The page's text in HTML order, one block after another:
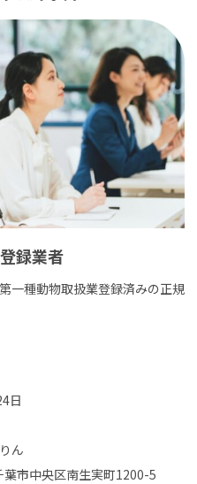
録業者
一種動物取扱業登録済みの正規
日
ん
市中央区南生実町1200-5